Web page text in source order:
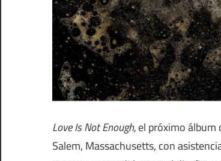
Love Is Not Enough,el próximo álbum
Salem, Massachusetts, con